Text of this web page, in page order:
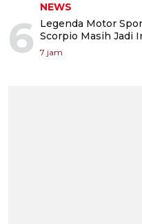
6
NEWS
Legenda Motor
Scorpio Masih Jadi
7 jam